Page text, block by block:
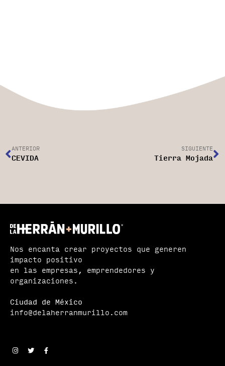
ANTERIOR
CEVIDA
SIGUIENTE
Tierra Mojada
Nos encanta crear proyectos que generen
impacto positivo
en las empresas, emprendedores y
organizaciones.
Ciudad de México
info@delaherranmurillo.com